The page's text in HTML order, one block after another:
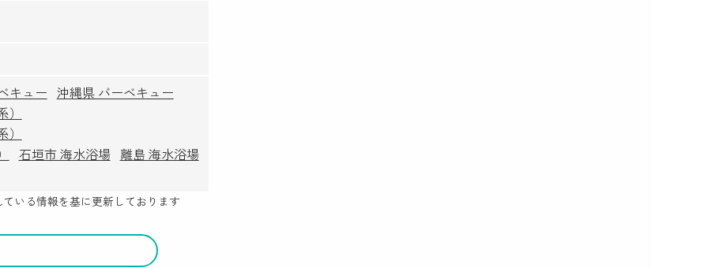
キュー 沖縄県 バーベキュー
石垣市 海水浴場 離島 海水浴場
いる情報を基に更新しております